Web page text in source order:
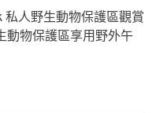
人野生動物保護區觀賞
動物保護區享用野外午